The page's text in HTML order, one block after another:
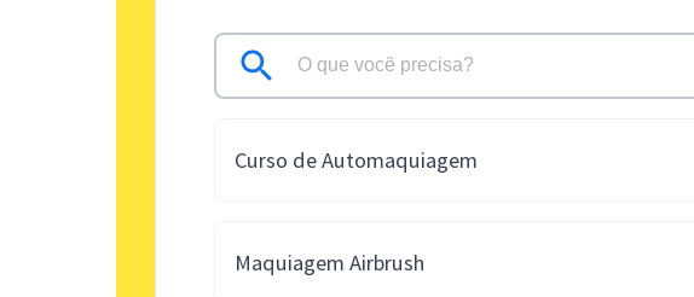
Curso de Automaquiagem
Maquiagem Airbrush